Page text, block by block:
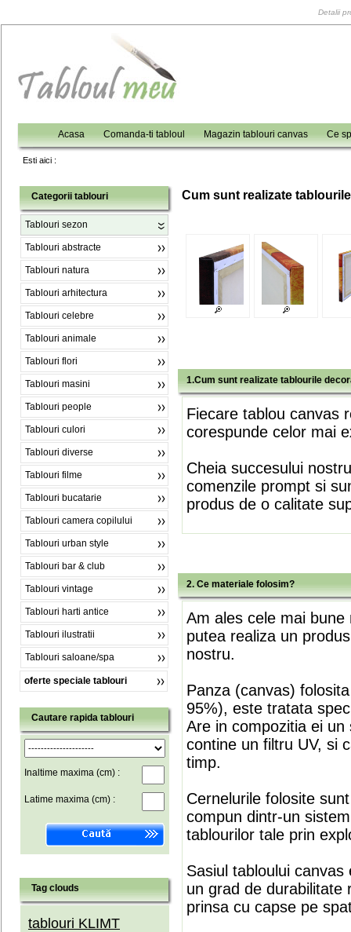
Detalii
Acasa Comanda-ti tabloul Magazin tablouri canvas Ce
Esti aici :
Categorii tablouri
Tablouri sezon
Tablouri abstracte
Tablouri natura
Tablouri arhitectura
Tablouri celebre
Tablouri animale
Tablouri flori
Tablouri masini
Tablouri people
Tablouri culori
Tablouri diverse
Tablouri filme
Tablouri bucatarie
Tablouri camera copilului
Tablouri urban style
Tablouri bar & club
Tablouri vintage
Tablouri harti antice
Tablouri ilustratii
Tablouri saloane/spa
oferte speciale tablouri
Cautare rapida tablouri
Inaltime maxima (cm) :
Latime maxima (cm) :
Tag clouds
tablouri KLIMT
Cum sunt realizate
1.Cum sunt realizate tablourile
Fiecare tablou canvas
corespunde celor mai
Cheia succesului
comenzile prompt si
produs de o calitate
2. Ce materiale folosim?
Am ales cele mai
putea realiza un
nostru.
Panza (canvas)
95%), este tratata
Are in compozitia ei
contine un filtru UV, si
timp.
Cernelurile folosite
compun dintr-un
tablourilor tale prin
Sasiul tabloului
un grad de durabilitate
prinsa cu capse pe